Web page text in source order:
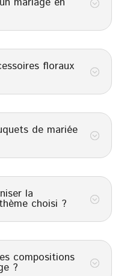
;
;
floraux
;
de mariée
;
la
choisi ?
;
compositions
?